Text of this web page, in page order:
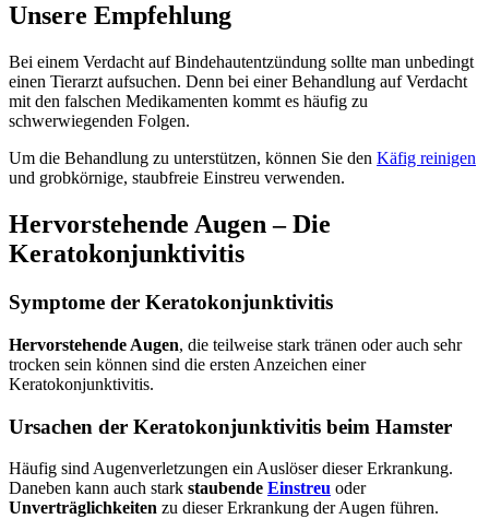
Unsere Empfehlung
Bei einem Verdacht auf Bindehautentzündung sollte man unbedingt
einen Tierarzt aufsuchen. Denn bei einer Behandlung auf Verdacht
mit den falschen Medikamenten kommt es häufig zu
schwerwiegenden Folgen.
Um die Behandlung zu unterstützen, können Sie den Käfig reinigen
und grobkörnige, staubfreie Einstreu verwenden.
Hervorstehende Augen – Die
Keratokonjunktivitis
Symptome der Keratokonjunktivitis
Hervorstehende Augen, die teilweise stark tränen oder auch sehr
trocken sein können sind die ersten Anzeichen einer
Keratokonjunktivitis.
Ursachen der Keratokonjunktivitis beim Hamster
Häufig sind Augenverletzungen ein Auslöser dieser Erkrankung.
Daneben kann auch stark staubende Einstreu oder
Unverträglichkeiten zu dieser Erkrankung der Augen führen.